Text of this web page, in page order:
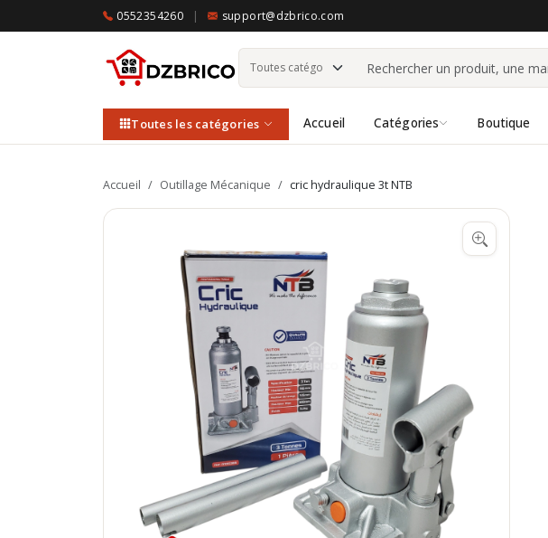
0552354260 | support@dzbrico.com
Toutes les catégories Accueil Catégories Boutique
Accueil / Outillage Mécanique / cric hydraulique 3t NTB